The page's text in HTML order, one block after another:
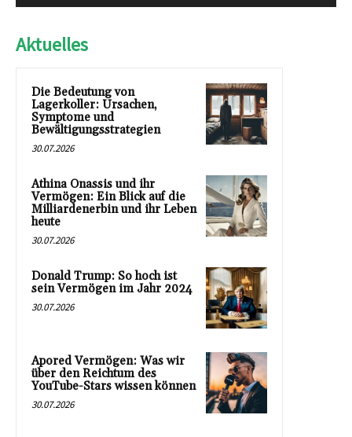
Aktuelles
Die Bedeutung von
Lagerkoller: Ursachen,
Symptome und
Bewältigungsstrategien
30.07.2026
Athina Onassis und ihr
Vermögen: Ein Blick auf die
Milliardenerbin und ihr Leben
heute
30.07.2026
Donald Trump: So hoch ist
sein Vermögen im Jahr 2024
30.07.2026
Apored Vermögen: Was wir
über den Reichtum des
YouTube-Stars wissen können
30.07.2026